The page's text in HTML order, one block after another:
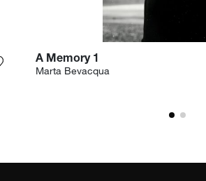
Voeg het product toe aan mijn verlanglijst
A Memory 1
Marta Bevacqua